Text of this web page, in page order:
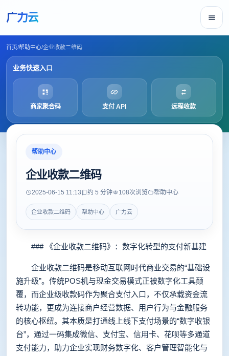
广力云
首页/帮助中心/企业收款二维码
业务快速入口
商家聚合码 支付 API 远程收款
帮助中心
企业收款二维码
2025-06-15 11:13 约 5 分钟 108次浏览 帮助中心
企业收款二维码 帮助中心 广力云
### 《企业收款二维码》：数字化转型的支付新基建
企业收款二维码是移动互联网时代商业交易的“基础设
施升级”。传统POS机与现金交易模式正被数字化工具颠
覆，而企业级收款码作为聚合支付入口，不仅承载资金流
转功能，更成为连接商户经营数据、用户行为与金融服务
的核心枢纽。其本质是打通线上线下支付场景的“数字收银
台”，通过一码集成微信、支付宝、信用卡、花呗等多通道
支付能力，助力企业实现财务数字化、客户管理智能化与